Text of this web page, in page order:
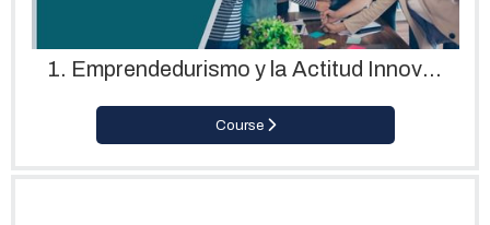
1. Emprendedurismo y la Actitud Innovadora
Course